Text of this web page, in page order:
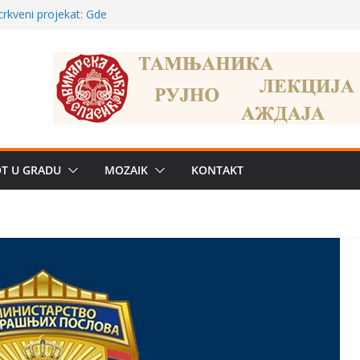
projekat: Gde
i sekularne
traženije Španija,
mira dočekao
U GRADU MOZAIK KONTAKT